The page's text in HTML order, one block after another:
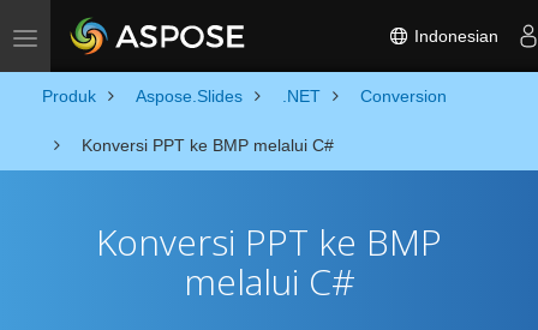
Toggle navigation Indonesian
Produk Aspose.Slides .NET Conversion
Konversi PPT ke BMP melalui C#
Konversi PPT ke BMP
melalui C#